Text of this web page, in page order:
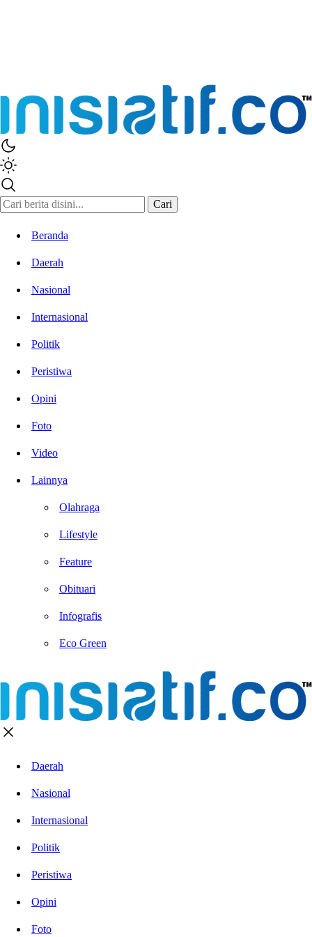
Inisiatif.co
Stay Connected Stay Informed
Cari
Beranda
Daerah
Nasional
Internasional
Politik
Peristiwa
Opini
Foto
Video
Lainnya
Olahraga
Lifestyle
Feature
Obituari
Infografis
Eco Green
Daerah
Nasional
Internasional
Politik
Peristiwa
Opini
Foto